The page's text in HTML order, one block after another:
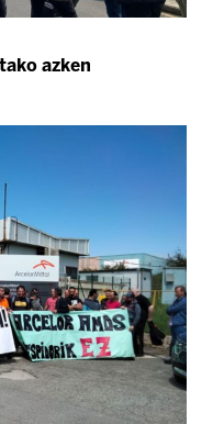
azken